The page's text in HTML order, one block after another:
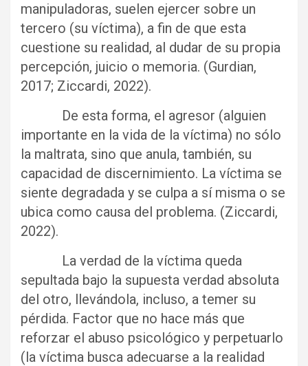
manipuladoras, suelen ejercer sobre un
tercero (su víctima), a fin de que esta
cuestione su realidad, al dudar de su propia
percepción, juicio o memoria. (Gurdian,
2017; Ziccardi, 2022).
De esta forma, el agresor (alguien
importante en la vida de la víctima) no sólo
la maltrata, sino que anula, también, su
capacidad de discernimiento. La víctima se
siente degradada y se culpa a sí misma o se
ubica como causa del problema. (Ziccardi,
2022).
La verdad de la víctima queda
sepultada bajo la supuesta verdad absoluta
del otro, llevándola, incluso, a temer su
pérdida. Factor que no hace más que
reforzar el abuso psicológico y perpetuarlo
(la víctima busca adecuarse a la realidad